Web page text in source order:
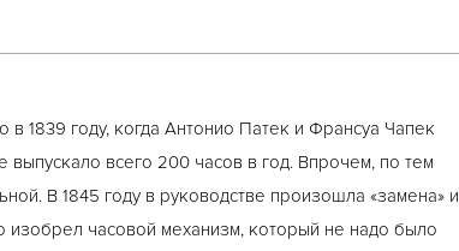
1839 году, когда Антонио Патек и Франсуа Чапек
всего 200 часов в год. Впрочем, по тем
В 1845 году в руководстве произошла «замена» и
часовой механизм, который не надо было